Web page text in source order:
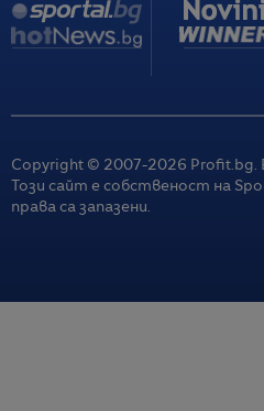
Copyright © 2007-2026 Profit.bg.
Този сайт е собственост на
права са запазени.